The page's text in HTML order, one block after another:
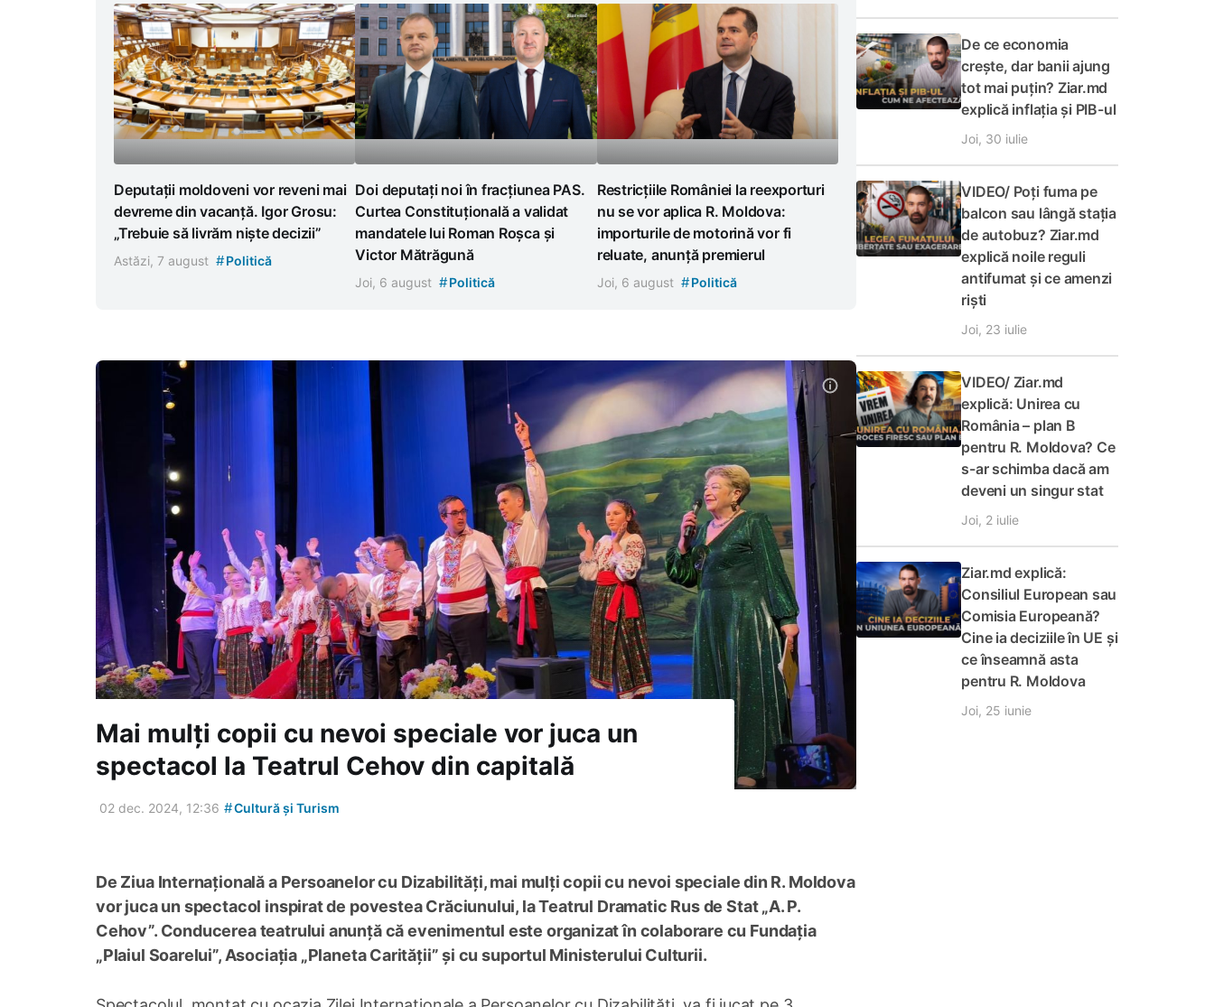
Deputații moldoveni vor reveni mai
devreme din vacanță. Igor Grosu:
„Trebuie să livrăm niște decizii”
Astăzi, 7 august #Politică
Doi deputați noi în fracțiunea PAS.
Curtea Constituțională a validat
mandatele lui Roman Roșca și
Victor Mătrăgună
Joi, 6 august #Politică
Restricțiile României la reexporturi
nu se vor aplica R. Moldova:
importurile de motorină vor fi
reluate, anunță premierul
Joi, 6 august #Politică
Mai mulți copii cu nevoi speciale vor juca un
spectacol la Teatrul Cehov din capitală
02 dec. 2024, 12:36 #Cultură și Turism
De Ziua Internațională a Persoanelor cu Dizabilități, mai mulți copii cu nevoi speciale din R. Moldova
vor juca un spectacol inspirat de povestea Crăciunului, la Teatrul Dramatic Rus de Stat „A. P.
Cehov”. Conducerea teatrului anunță că evenimentul este organizat în colaborare cu Fundația
„Plaiul Soarelui”, Asociația „Planeta Carității” și cu suportul Ministerului Culturii.
De ce economia
crește, dar banii ajung
tot mai puțin? Ziar.md
explică inflația și PIB-ul
Joi, 30 iulie
VIDEO/ Poți fuma pe
balcon sau lângă stația
de autobuz? Ziar.md
explică noile reguli
antifumat și ce amenzi
riști
Joi, 23 iulie
VIDEO/ Ziar.md
explică: Unirea cu
România – plan B
pentru R. Moldova? Ce
s-ar schimba dacă am
deveni un singur stat
Joi, 2 iulie
Ziar.md explică:
Consiliul European sau
Comisia Europeană?
Cine ia deciziile în UE și
ce înseamnă asta
pentru R. Moldova
Joi, 25 iunie